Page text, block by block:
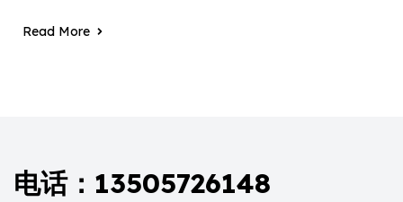
Read More
电话：13505726148